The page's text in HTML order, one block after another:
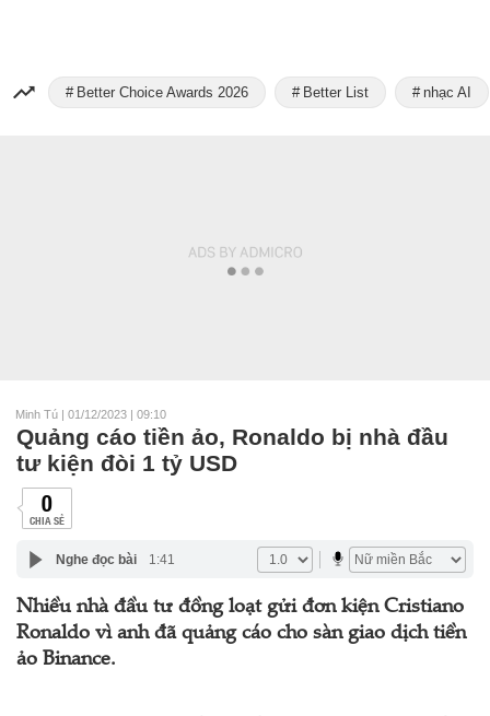
Better Choice Awards 2026 Better List nhạc AI
Minh Tú | 01/12/2023 | 09:10
Quảng cáo tiền ảo, Ronaldo bị nhà đầu
tư kiện đòi 1 tỷ USD
0
CHIA SẺ
Nghe đọc bài 1:41
Nhiều nhà đầu tư đồng loạt gửi đơn kiện Cristiano
Ronaldo vì anh đã quảng cáo cho sàn giao dịch tiền
ảo Binance.